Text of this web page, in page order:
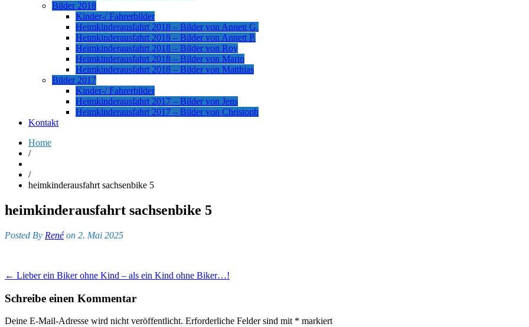
Bilder 2018
Kinder-/ Fahrerbilder
Heimkinderausfahrt 2018 – Bilder von Annett G.
Heimkinderausfahrt 2018 – Bilder von Annett P.
Heimkinderausfahrt 2018 – Bilder von Roy
Heimkinderausfahrt 2018 – Bilder von Mario
Heimkinderausfahrt 2018 – Bilder von Matthias
Bilder 2017
Kinder-/ Fahrerbilder
Heimkinderausfahrt 2017 – Bilder von Jens
Heimkinderausfahrt 2017 – Bilder von Christoph
Kontakt
Home
/
/
heimkinderausfahrt sachsenbike 5
heimkinderausfahrt sachsenbike 5
Posted By Renéon 2. Mai 2025
Post
navigation
← Lieber ein Biker ohne Kind – als ein Kind ohne Biker…!
Schreibe einen Kommentar
Deine E-Mail-Adresse wird nicht veröffentlicht. Erforderliche Felder sind mit * markiert